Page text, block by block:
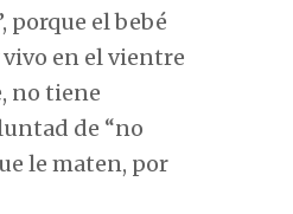
porque el bebé
en el vientre
no tiene
de “no
le maten, por